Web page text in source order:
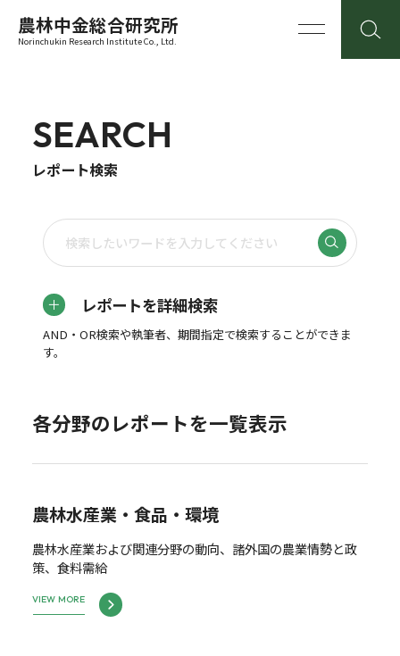
農林中金総合研究所
Norinchukin Research Institute Co., Ltd.
SEARCH
レポート検索
レポートを詳細検索
AND・OR検索や執筆者、期間指定で検索することができま
す。
各分野のレポートを一覧表示
農林水産業・食品・環境
農林水産業および関連分野の動向、諸外国の農業情勢と政
策、食料需給
VIEW MORE